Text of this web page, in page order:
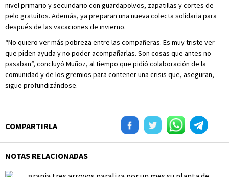
nivel primario y secundario con guardapolvos, zapatillas y cortes de
pelo gratuitos. Además, ya preparan una nueva colecta solidaria para
después de las vacaciones de invierno.
“No quiero ver más pobreza entre las compañeras. Es muy triste ver
que piden ayuda y no poder acompañarlas. Son cosas que antes no
pasaban”, concluyó Muñoz, al tiempo que pidió colaboración de la
comunidad y de los gremios para contener una crisis que, aseguran,
sigue profundizándose.
COMPARTIRLA
NOTAS RELACIONADAS